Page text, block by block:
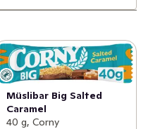
Müslibar Big Salted
Caramel
40 g, Corny